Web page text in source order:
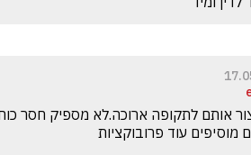
עוד פרובוקציות